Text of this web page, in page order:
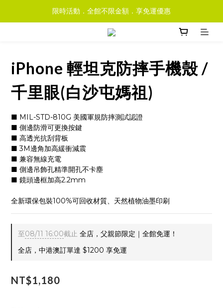
限時活動．全館不限金額．享免運優惠
iPhone 輕坦克防摔手機殼 /
千里眼(白沙屯媽祖)
■ MIL-STD-810G 美國軍規防摔測試認證
■ 側邊防滑可更換按鍵
■ 高透光抗刮背板
■ 3M邊角加高緩衝減震
■ 兼容無線充電
■ 側邊吊飾孔精準開孔不卡塵
■ 鏡頭邊框加高2.2mm
全新環保包裝100%可回收材質、天然植物油墨印刷
至08/11 16:00截止 全店，父親節限定｜全館免運！
全店，中港澳訂單達 $1200 享免運
NT$1,180